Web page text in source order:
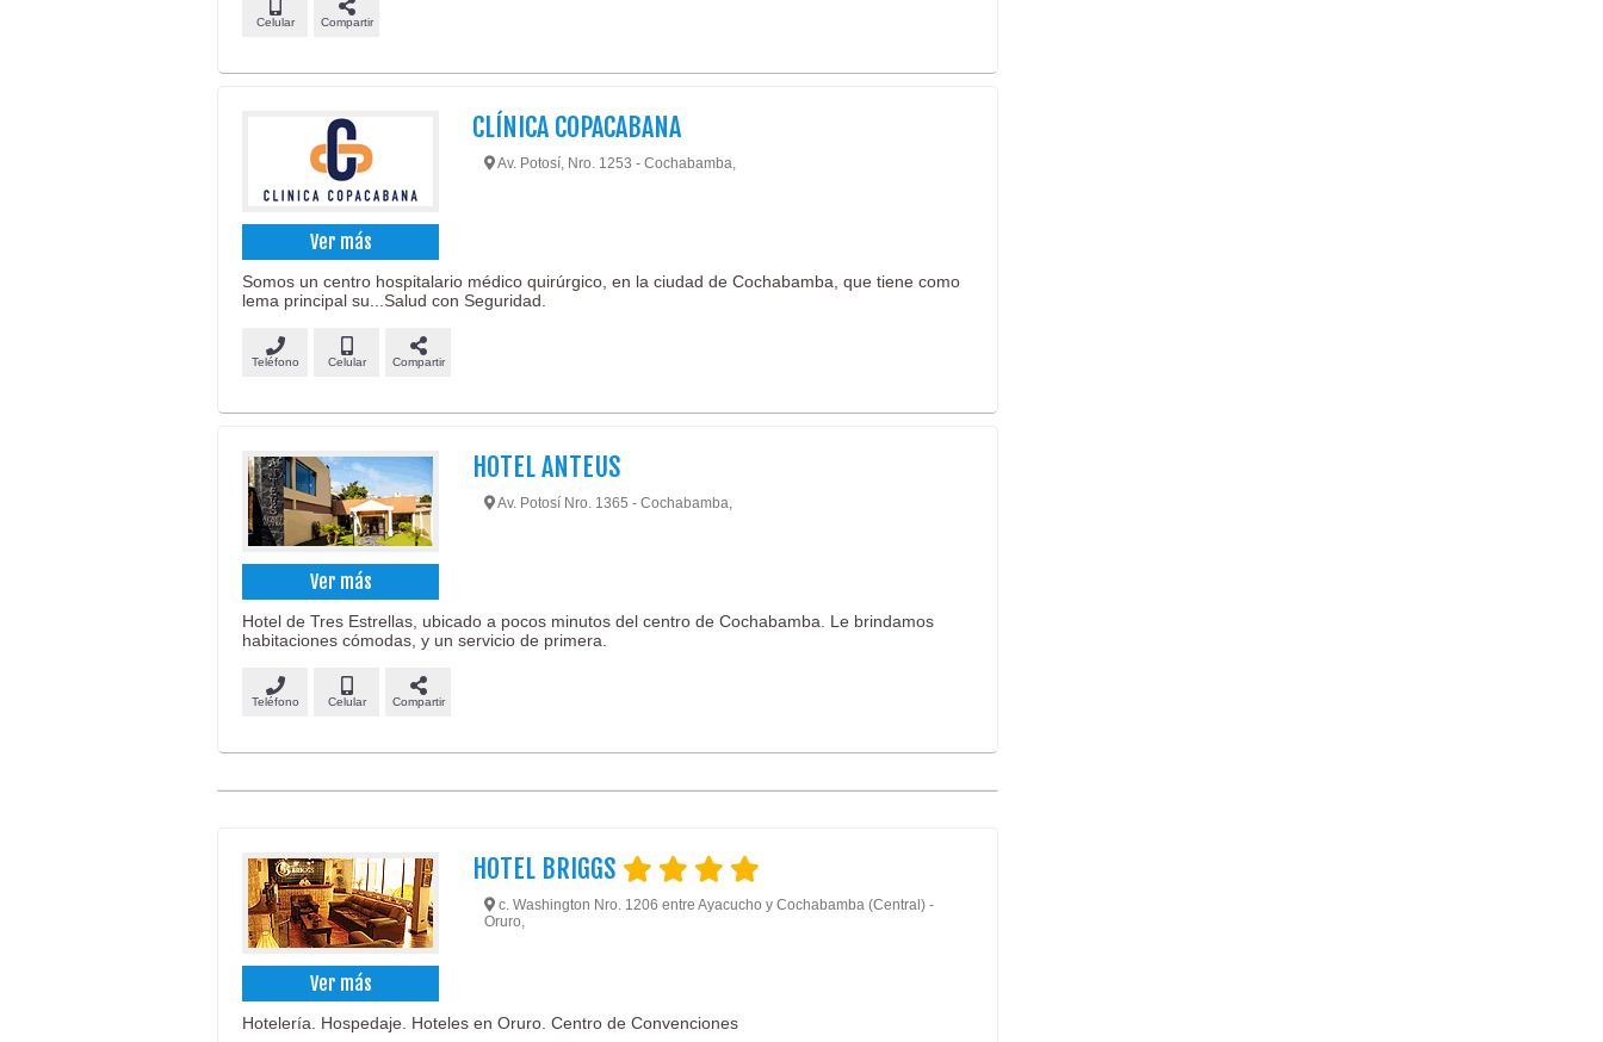
Celular Compartir
Ver más
CLÍNICA COPACABANA
Av. Potosí, Nro. 1253 - Cochabamba,
Somos un centro hospitalario médico quirúrgico, en la ciudad de Cochabamba, que tiene como
lema principal su...Salud con Seguridad.
Teléfono Celular Compartir
Ver más
HOTEL ANTEUS
Av. Potosí Nro. 1365 - Cochabamba,
Hotel de Tres Estrellas, ubicado a pocos minutos del centro de Cochabamba. Le brindamos
habitaciones cómodas, y un servicio de primera.
Teléfono Celular Compartir
Ver más
HOTEL BRIGGS
c. Washington Nro. 1206 entre Ayacucho y Cochabamba (Central) -
Oruro,
Hotelería. Hospedaje. Hoteles en Oruro. Centro de Convenciones